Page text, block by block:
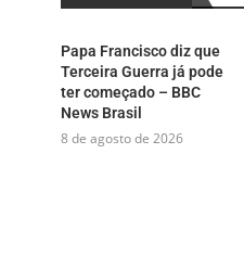
Papa Francisco diz que
Terceira Guerra já pode
ter começado – BBC
News Brasil
8 de agosto de 2026